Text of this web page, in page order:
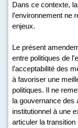
Dans ce contexte,
l’environnement ne
enjeux.
Le présent
entre politiques de
l’acceptabilité des
à favoriser une
politiques. Il ne
la gouvernance des
institutionnel à une
articuler la